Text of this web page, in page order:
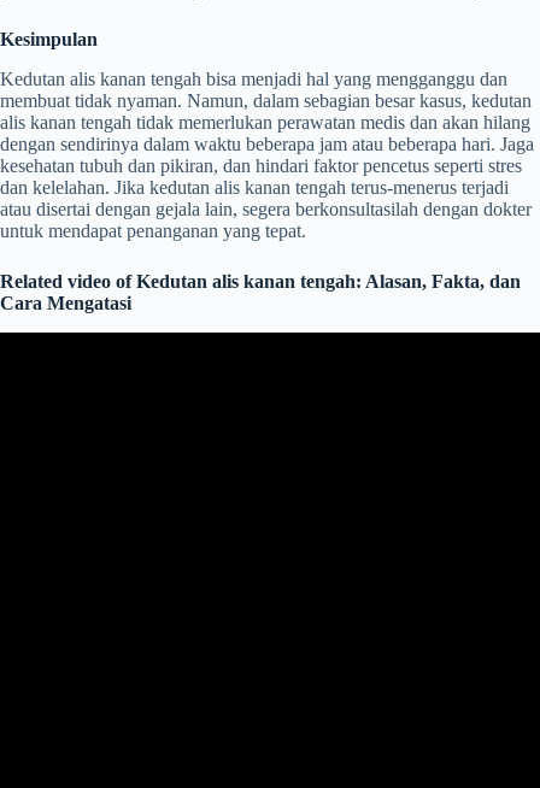
Kesimpulan
Kedutan alis kanan tengah bisa menjadi hal yang mengganggu dan
membuat tidak nyaman. Namun, dalam sebagian besar kasus, kedutan
alis kanan tengah tidak memerlukan perawatan medis dan akan hilang
dengan sendirinya dalam waktu beberapa jam atau beberapa hari. Jaga
kesehatan tubuh dan pikiran, dan hindari faktor pencetus seperti stres
dan kelelahan. Jika kedutan alis kanan tengah terus-menerus terjadi
atau disertai dengan gejala lain, segera berkonsultasilah dengan dokter
untuk mendapat penanganan yang tepat.
Related video of Kedutan alis kanan tengah: Alasan, Fakta, dan
Cara Mengatasi